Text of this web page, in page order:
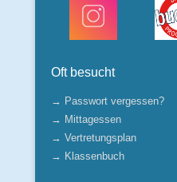
Oft besucht
→ Passwort vergessen?
→ Mittagessen
→ Vertretungsplan
→ Klassenbuch